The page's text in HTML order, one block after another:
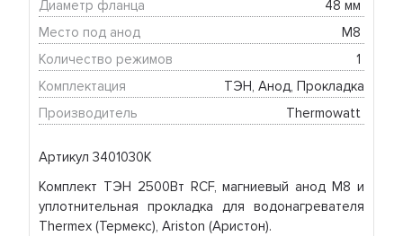
Артикул 3401030K
Комплект ТЭН 2500Вт RCF, магниевый анод M8 и
уплотнительная прокладка для водонагревателя
Thermex (Термекс), Ariston (Аристон).
Диаметр фланца
48 мм
Место под анод
М8
Количество режимов
1
Комплектация
ТЭН, Анод, Прокладка
Производитель
Thermowatt